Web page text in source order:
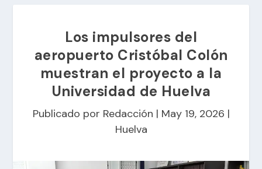
Los impulsores del
aeropuerto Cristóbal Colón
muestran el proyecto a la
Universidad de Huelva
Publicado por Redacción | May 19, 2026 |
Huelva